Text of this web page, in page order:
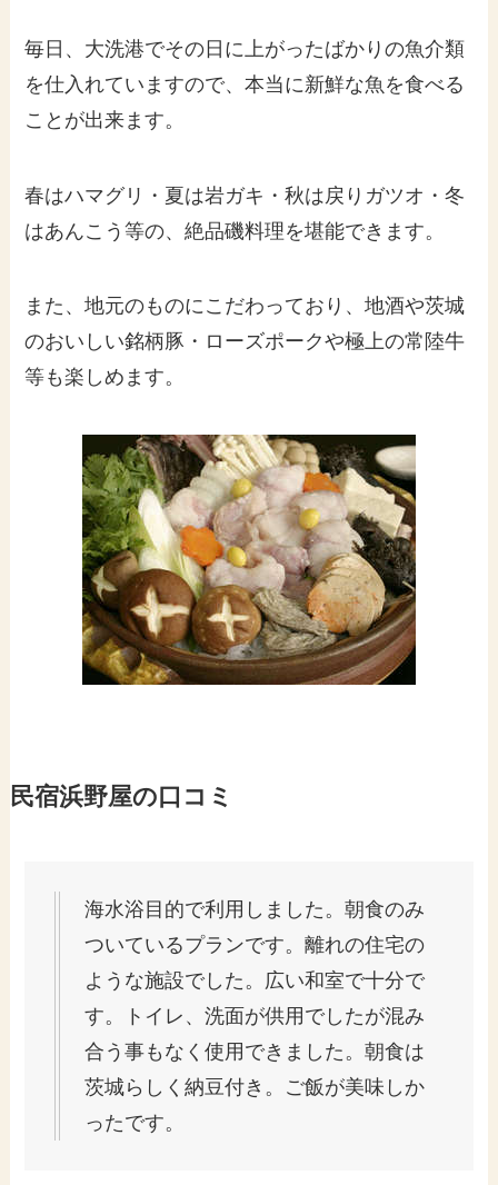
毎日、大洗港でその日に上がったばかりの魚介類
を仕入れていますので、本当に新鮮な魚を食べる
ことが出来ます。
春はハマグリ・夏は岩ガキ・秋は戻りガツオ・冬
はあんこう等の、絶品磯料理を堪能できます。
また、地元のものにこだわっており、地酒や茨城
のおいしい銘柄豚・ローズポークや極上の常陸牛
等も楽しめます。
民宿浜野屋の口コミ
海水浴目的で利用しました。朝食のみ
ついているプランです。離れの住宅の
ような施設でした。広い和室で十分で
す。トイレ、洗面が供用でしたが混み
合う事もなく使用できました。朝食は
茨城らしく納豆付き。ご飯が美味しか
ったです。